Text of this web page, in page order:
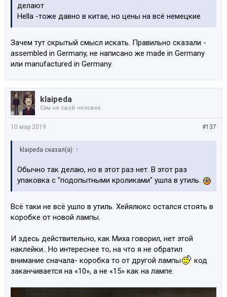
делают
Hella -тоже давно в китае, но цены на всё немецкие
Зачем тут скрытый смысл искать. Правильно сказали -
assembled in Germany, не написано же made in Germany
или manufactured in Germany.
klaipeda
Сам не свой человек
#137
10 мар 2019
klaipeda сказал(а): ↑
Обычно так делаю, но в этот раз нет. В этот раз
упаковка с "подопытными кроликами" ушла в утиль.
Всё таки не всё ушло в утиль. Хейялюкс остался стоять в
коробке от новой лампы.
И здесь действительно, как Миха говорил, нет этой
наклейки.. Но интереснее то, на что я не обратил
внимание сначала- коробка то от другой лампы
код
заканчивается на «10», а не «15» как на лампе.